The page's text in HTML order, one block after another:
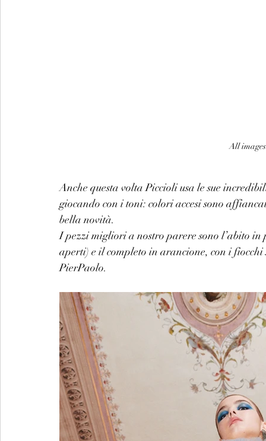
All
Anche questa volta Piccioli usa le sue
giocando con i toni: colori accesi sono
bella novità.
I pezzi migliori a nostro parere sono l’abito
aperti) e il completo in arancione, con i
PierPaolo.